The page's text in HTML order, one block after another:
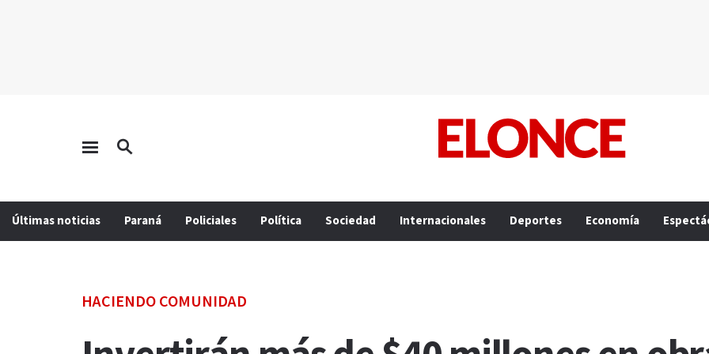
Últimas noticias Paraná Policiales Política Sociedad Internacionales Deportes Economía
HACIENDO COMUNIDAD